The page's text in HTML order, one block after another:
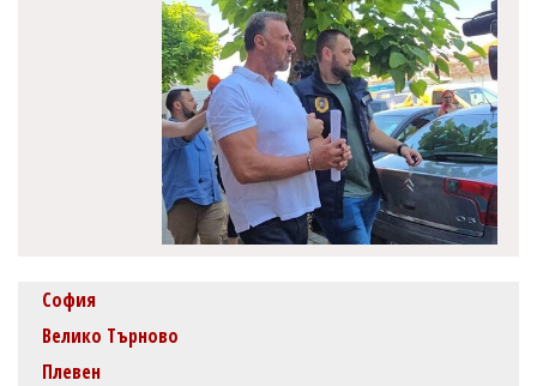
София
Велико Търново
Плевен